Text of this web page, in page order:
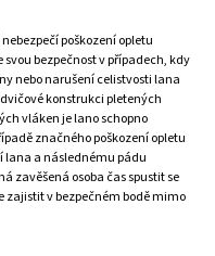
poškození opletu
bezpečnost v případech, kdy
nebo narušení celistvosti lana
konstrukci pletených
vláken je lano schopno
značného poškození opletu
lana a následnému pádu
zavěšená osoba čas spustit se
zajistit v bezpečném bodě mimo